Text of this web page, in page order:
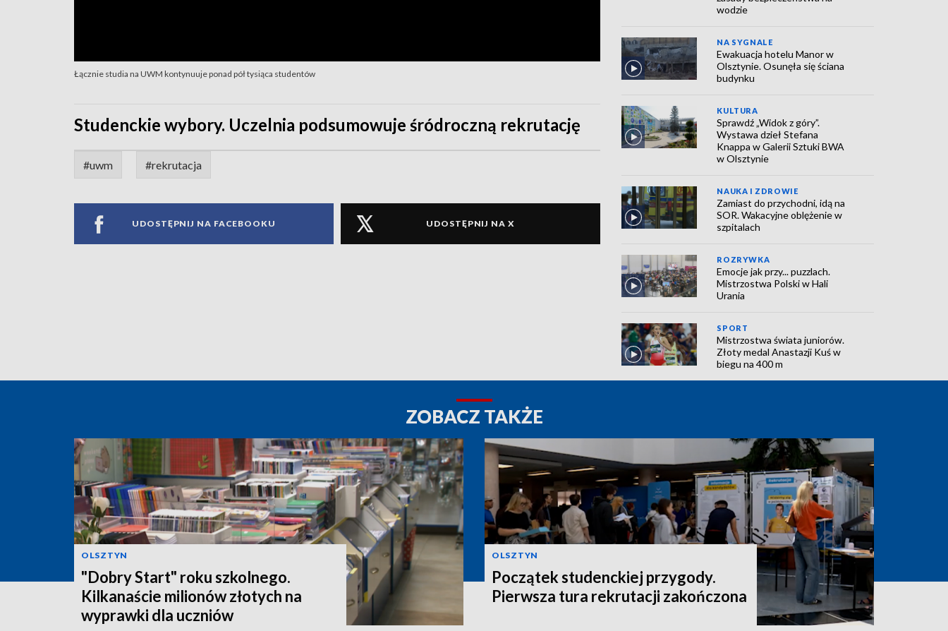
Łącznie studia na UWM kontynuuje ponad pół tysiąca studentów
Studenckie wybory. Uczelnia podsumowuje śródroczną rekrutację
#uwm #rekrutacja
UDOSTĘPNIJ NA FACEBOOKU UDOSTĘPNIJ NA X
wodzie
NA SYGNALE
Ewakuacja hotelu Manor w
Olsztynie. Osunęła się ściana
budynku
KULTURA
Sprawdź „Widok z góry”.
Wystawa dzieł Stefana
Knappa w Galerii Sztuki BWA
w Olsztynie
NAUKA I ZDROWIE
Zamiast do przychodni, idą na
SOR. Wakacyjne oblężenie w
szpitalach
ROZRYWKA
Emocje jak przy... puzzlach.
Mistrzostwa Polski w Hali
Urania
SPORT
Mistrzostwa świata juniorów.
Złoty medal Anastazji Kuś w
biegu na 400 m
ZOBACZ TAKŻE
OLSZTYN
"Dobry Start" roku szkolnego.
Kilkanaście milionów złotych na
wyprawki dla uczniów
OLSZTYN
Początek studenckiej przygody.
Pierwsza tura rekrutacji zakończona